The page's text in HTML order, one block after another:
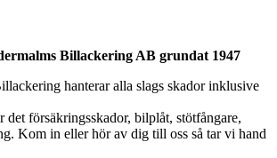
Billackering AB grundat 1947
hanterar alla slags skador inklusive
det försäkringsskador, bilplåt, stötfångare,
Kom in eller hör av dig till oss så tar vi hand